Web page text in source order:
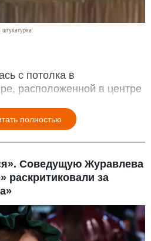
штукатурка.
с потолка в
расположенной в центре
полностью
Соведущую Журавлева
раскритиковали за